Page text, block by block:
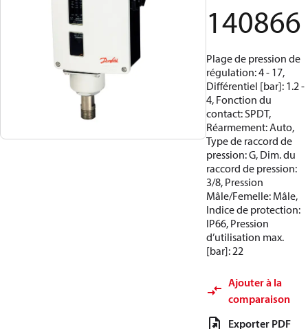
140866
Plage de pression de
régulation: 4 - 17,
Différentiel [bar]: 1.2 -
4, Fonction du
contact: SPDT,
Réarmement: Auto,
Type de raccord de
pression: G, Dim. du
raccord de pression:
3/8, Pression
Mâle/Femelle: Mâle,
Indice de protection:
IP66, Pression
d’utilisation max.
[bar]: 22
Ajouter à la
comparaison
Exporter PDF